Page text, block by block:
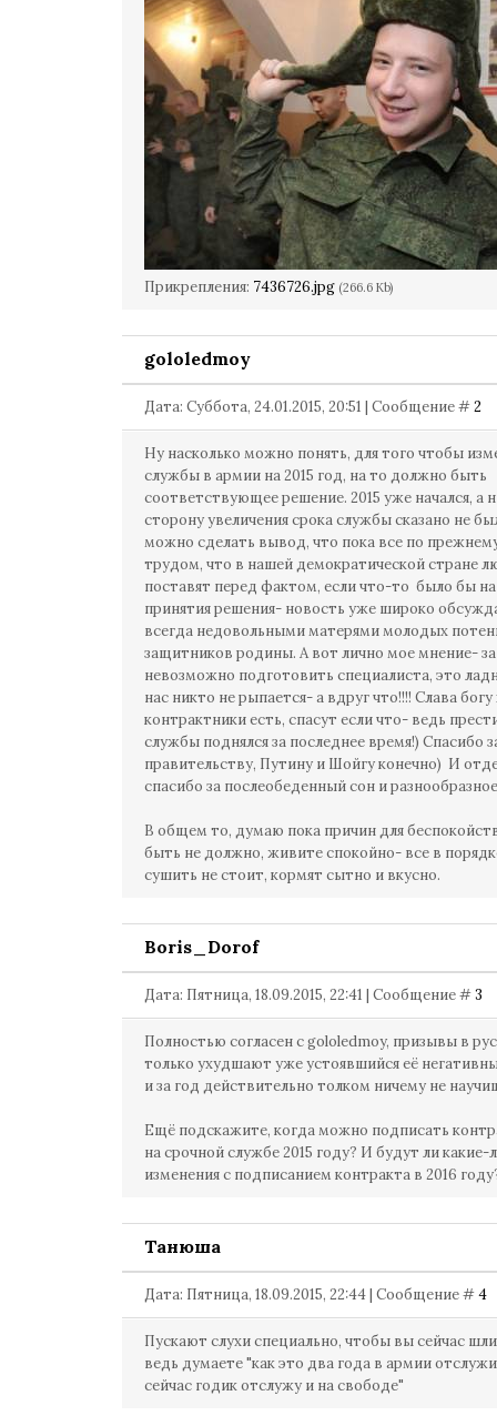
Прикрепления: 7436726.jpg (266.6 Kb)
gololedmoy
Дата: Суббота, 24.01.2015, 20:51 | Сообщение #2
Ну насколько можно понять, для того чтобы
службы в армии на 2015 год, на то должно быть
соответствующее решение. 2015 уже начался, а
сторону увеличения срока службы сказано не
можно сделать вывод, что пока все по
трудом, что в нашей демократической стране
поставят перед фактом, если что-то было бы на
принятия решения- новость уже широко
всегда недовольными матерями молодых
защитников родины. А вот лично мое мнение-
невозможно подготовить специалиста, это
нас никто не рыпается- а вдруг что!!!! Слава богу
контрактники есть, спасут если что- ведь
службы поднялся за последнее время!) Спасибо
правительству, Путину и Шойгу конечно) И
спасибо за послеобеденный сон и
В общем то, думаю пока причин для
быть не должно, живите спокойно- все в
сушить не стоит, кормят сытно и вкусно.
Boris_Dorof
Дата: Пятница, 18.09.2015, 22:41 | Сообщение #3
Полностью согласен с gololedmoy, призывы в
только ухудшают уже устоявшийся её
и за год действительно толком ничему не
Ещё подскажите, когда можно подписать
на срочной службе 2015 году? И будут ли какие-
изменения с подписанием контракта в 2016
Танюша
Дата: Пятница, 18.09.2015, 22:44 | Сообщение #4
Пускают слухи специально, чтобы вы сейчас
ведь думаете "как это два года в армии
сейчас годик отслужу и на свободе"